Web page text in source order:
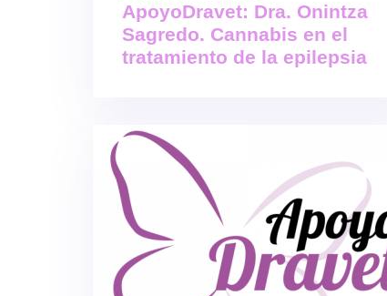
ApoyoDravet: Dra. Onintza
Sagredo. Cannabis en el
tratamiento de la epilepsia